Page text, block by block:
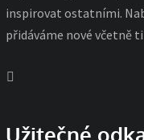
inspirovat ostatními.
přidáváme nové včetně
Užitečné